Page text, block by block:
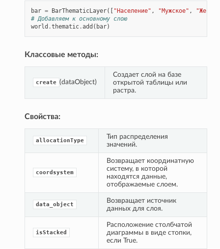
bar = BarThematicLayer([ "Население" , "Мужское" ,
# Добавляем к основному слою
world .thematic.add ( bar)
Классовые методы:
create (dataObject)
Создает слой на базе
открытой таблицы или
растра.
Свойства:
allocationType
Тип распределения
значений.
coordsystem
Возвращает координатную
систему, в которой
находятся данные,
отображаемые слоем.
data_object
Возвращает источник
данных для слоя.
isStacked
Расположение столбчатой
диаграммы в виде стопки,
если True.